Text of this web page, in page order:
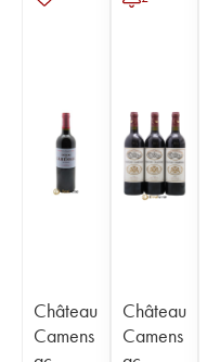
Château
Camens
Château
Camens